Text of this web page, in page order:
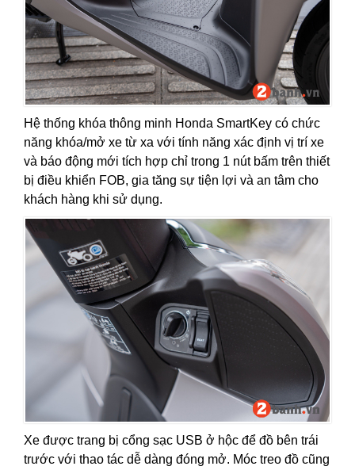
Hệ thống khóa thông minh Honda SmartKey có chức
năng khóa/mở xe từ xa với tính năng xác định vị trí xe
và báo động mới tích hợp chỉ trong 1 nút bấm trên thiết
bị điều khiển FOB, gia tăng sự tiện lợi và an tâm cho
khách hàng khi sử dụng.
Xe được trang bị cổng sạc USB ở hộc để đồ bên trái
trước với thao tác dễ dàng đóng mở. Móc treo đồ cũng